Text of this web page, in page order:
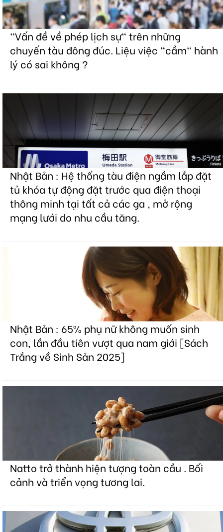
"Vấn đề về phép lịch sự" trên những
chuyến tàu đông đúc. Liệu việc "cầm" hành
lý có sai không ?
Nhật Bản : Hệ thống tàu điện ngầm lắp đặt
tủ khóa tự động đặt trước qua điện thoại
thông minh tại tất cả các ga , mở rộng
mạng lưới do nhu cầu tăng.
Nhật Bản : 65% phụ nữ không muốn sinh
con, lần đầu tiên vượt qua nam giới [Sách
Trắng về Sinh Sản 2025]
Natto trở thành hiện tượng toàn cầu . Bối
cảnh và triển vọng tương lai.